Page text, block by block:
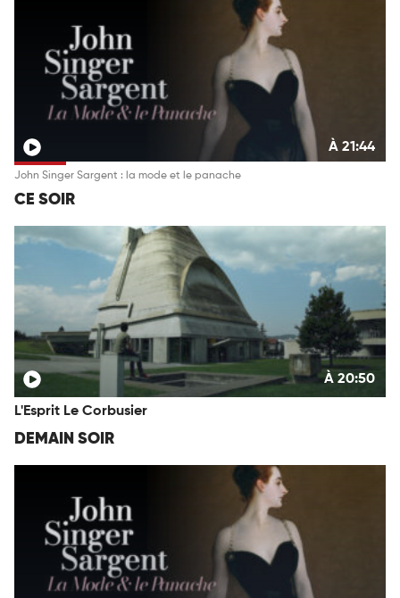
À 21:44
John Singer Sargent : la mode et le panache
CE SOIR
À 20:50
L'Esprit Le Corbusier
DEMAIN SOIR